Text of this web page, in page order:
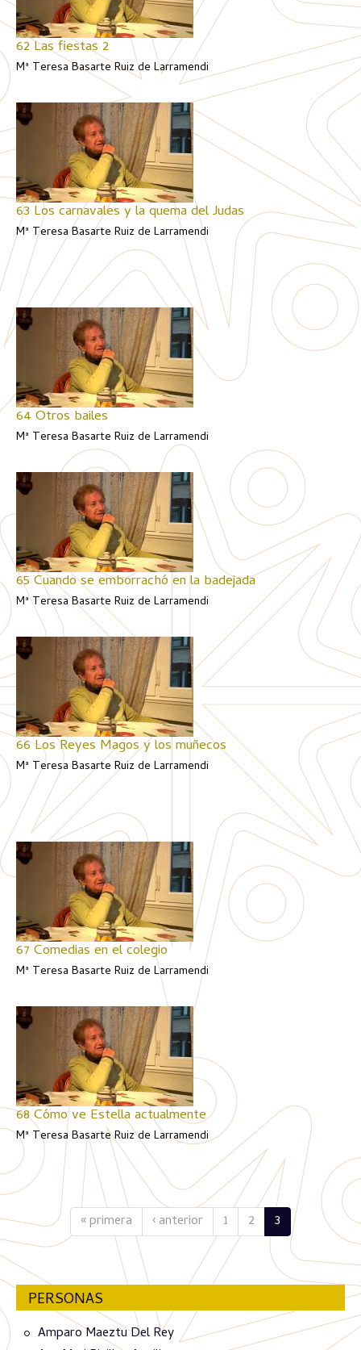
62 Las fiestas 2
Mª Teresa Basarte Ruiz de Larramendi
63 Los carnavales y la quema del Judas
Mª Teresa Basarte Ruiz de Larramendi
64 Otros bailes
Mª Teresa Basarte Ruiz de Larramendi
65 Cuando se emborrachó en la badejada
Mª Teresa Basarte Ruiz de Larramendi
66 Los Reyes Magos y los muñecos
Mª Teresa Basarte Ruiz de Larramendi
67 Comedias en el colegio
Mª Teresa Basarte Ruiz de Larramendi
68 Cómo ve Estella actualmente
Mª Teresa Basarte Ruiz de Larramendi
« primera ‹ anterior 1 2 3
PERSONAS
Amparo Maeztu Del Rey